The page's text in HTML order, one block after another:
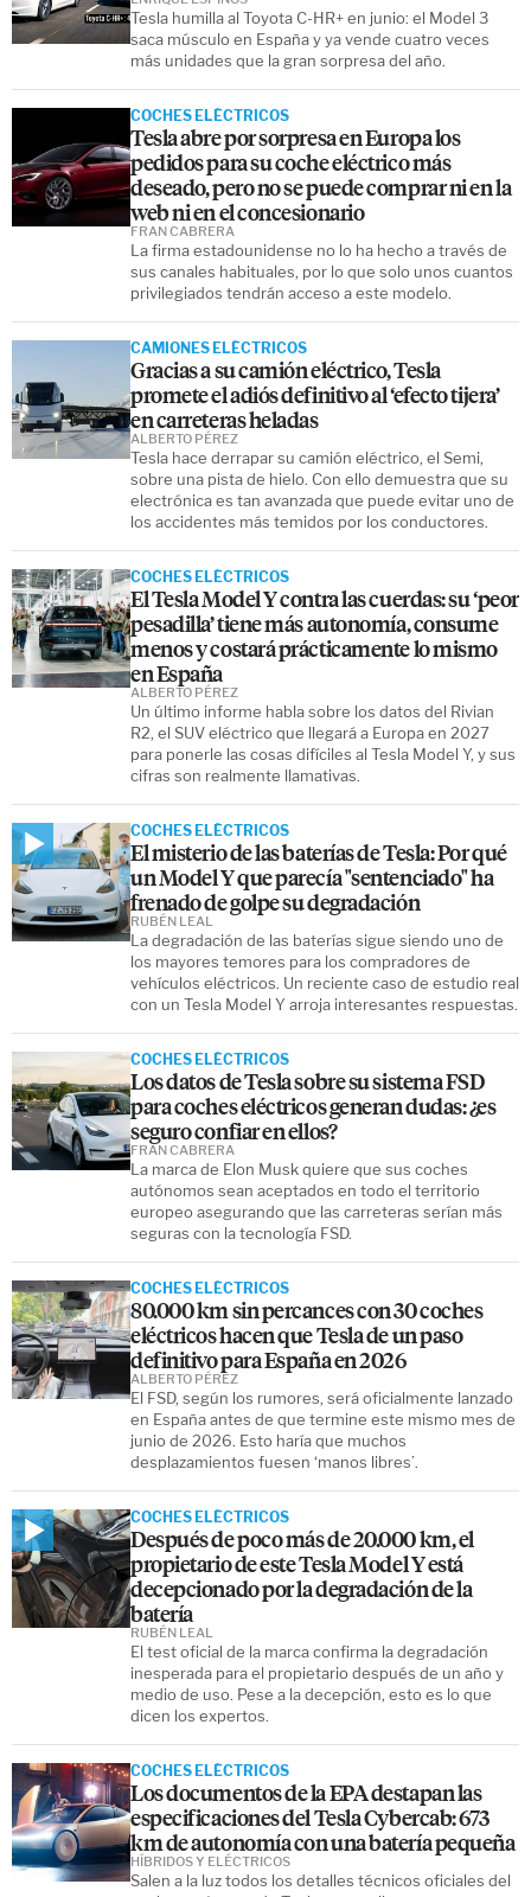
Tesla humilla al Toyota C-HR+ en junio: el Model 3
saca músculo en España y ya vende cuatro veces
más unidades que la gran sorpresa del año.
COCHES ELÉCTRICOS
Tesla abre por sorpresa en Europa los
pedidos para su coche eléctrico más
deseado, pero no se puede comprar ni en la
web ni en el concesionario
La firma estadounidense no lo ha hecho a través de
sus canales habituales, por lo que solo unos cuantos
privilegiados tendrán acceso a este modelo.
FRAN CABRERA
CAMIONES ELÉCTRICOS
Gracias a su camión eléctrico, Tesla
promete el adiós definitivo al ‘efecto tijera’
en carreteras heladas
Tesla hace derrapar su camión eléctrico, el Semi,
sobre una pista de hielo. Con ello demuestra que su
electrónica es tan avanzada que puede evitar uno de
los accidentes más temidos por los conductores.
ALBERTO PÉREZ
COCHES ELÉCTRICOS
El Tesla Model Y contra las cuerdas: su ‘peor
pesadilla’ tiene más autonomía, consume
menos y costará prácticamente lo mismo
en España
Un último informe habla sobre los datos del Rivian
R2, el SUV eléctrico que llegará a Europa en 2027
para ponerle las cosas difíciles al Tesla Model Y, y sus
cifras son realmente llamativas.
ALBERTO PÉREZ
COCHES ELÉCTRICOS
El misterio de las baterías de Tesla: Por qué
un Model Y que parecía "sentenciado" ha
frenado de golpe su degradación
La degradación de las baterías sigue siendo uno de
los mayores temores para los compradores de
vehículos eléctricos. Un reciente caso de estudio real
con un Tesla Model Y arroja interesantes respuestas.
RUBÉN LEAL
COCHES ELÉCTRICOS
Los datos de Tesla sobre su sistema FSD
para coches eléctricos generan dudas: ¿es
seguro confiar en ellos?
La marca de Elon Musk quiere que sus coches
autónomos sean aceptados en todo el territorio
europeo asegurando que las carreteras serían más
seguras con la tecnología FSD.
FRAN CABRERA
COCHES ELÉCTRICOS
80.000 km sin percances con 30 coches
eléctricos hacen que Tesla de un paso
definitivo para España en 2026
El FSD, según los rumores, será oficialmente lanzado
en España antes de que termine este mismo mes de
junio de 2026. Esto haría que muchos
desplazamientos fuesen ‘manos libres’.
ALBERTO PÉREZ
COCHES ELÉCTRICOS
Después de poco más de 20.000 km, el
propietario de este Tesla Model Y está
decepcionado por la degradación de la
batería
El test oficial de la marca confirma la degradación
inesperada para el propietario después de un año y
medio de uso. Pese a la decepción, esto es lo que
dicen los expertos.
RUBÉN LEAL
COCHES ELÉCTRICOS
Los documentos de la EPA destapan las
especificaciones del Tesla Cybercab: 673
km de autonomía con una batería pequeña
Salen a la luz todos los detalles técnicos oficiales del
HÍBRIDOS Y ELÉCTRICOS